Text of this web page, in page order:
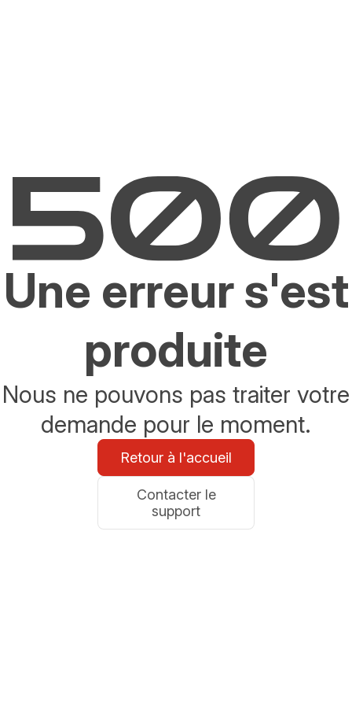
Une erreur s'est
produite
Nous ne pouvons pas traiter votre
demande pour le moment.
Retour à l'accueil
Contacter le
support